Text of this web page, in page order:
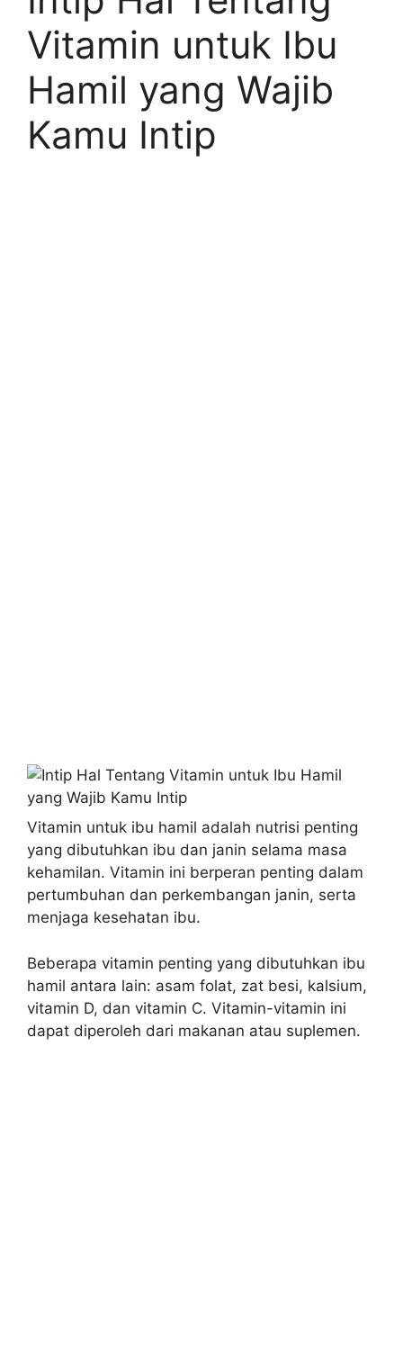
Vitamin untuk Ibu
Hamil yang Wajib
Kamu Intip
Vitamin untuk ibu hamil adalah nutrisi penting
yang dibutuhkan ibu dan janin selama masa
kehamilan. Vitamin ini berperan penting dalam
pertumbuhan dan perkembangan janin, serta
menjaga kesehatan ibu.
Beberapa vitamin penting yang dibutuhkan ibu
hamil antara lain: asam folat, zat besi, kalsium,
vitamin D, dan vitamin C. Vitamin-vitamin ini
dapat diperoleh dari makanan atau suplemen.